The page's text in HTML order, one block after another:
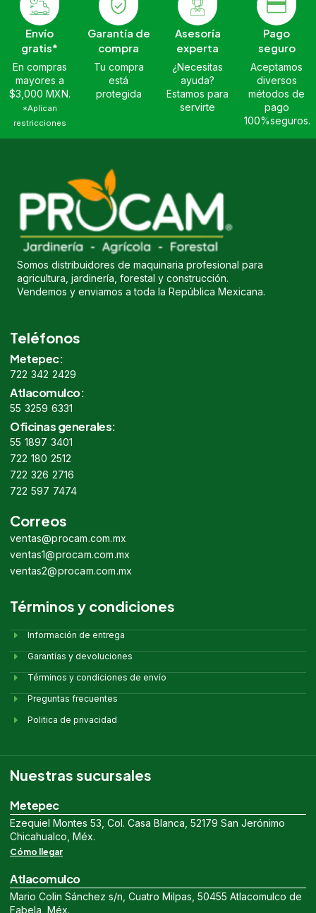
Envío
gratis*
En compras
mayores a
$3,000 MXN.
*Aplican
restricciones
Garantía de
compra
Tu compra
está
protegida
Asesoría
experta
¿Necesitas
ayuda?
Estamos para
servirte
Pago
seguro
Aceptamos
diversos
métodos de
pago
100%seguros.
Somos distribuidores de maquinaria profesional para
agricultura, jardinería, forestal y construcción.
Vendemos y enviamos a toda la República Mexicana.
Teléfonos
Metepec:
722 342 2429
Atlacomulco:
55 3259 6331
Oficinas generales:
55 1897 3401
722 180 2512
722 326 2716
722 597 7474
Correos
ventas@procam.com.mx
ventas1@procam.com.mx
ventas2@procam.com.mx
Términos y condiciones
Información de entrega
Garantías y devoluciones
Términos y condiciones de envío
Preguntas frecuentes
Politica de privacidad
Nuestras sucursales
Metepec
Ezequiel Montes 53, Col. Casa Blanca, 52179 San Jerónimo
Chicahualco, Méx.
Cómo llegar
Atlacomulco
Mario Colin Sánchez s/n, Cuatro Milpas, 50455 Atlacomulco de
Fabela, Méx.